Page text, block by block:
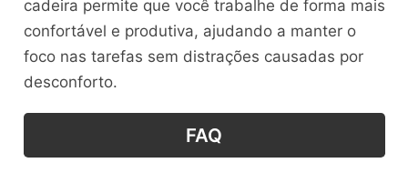
cadeira permite que você trabalhe de forma mais
confortável e produtiva, ajudando a manter o
foco nas tarefas sem distrações causadas por
desconforto.
FAQ